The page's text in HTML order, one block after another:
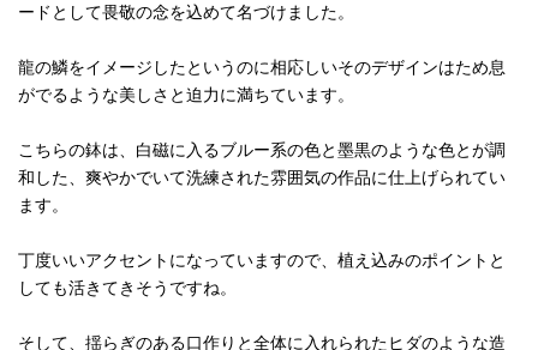
ードとして畏敬の念を込めて名づけました。
龍の鱗をイメージしたというのに相応しいそのデザインはため息
がでるような美しさと迫力に満ちています。
こちらの鉢は、白磁に入るブルー系の色と墨黒のような色とが調
和した、爽やかでいて洗練された雰囲気の作品に仕上げられてい
ます。
丁度いいアクセントになっていますので、植え込みのポイントと
しても活きてきそうですね。
そして、揺らぎのある口作りと全体に入れられたヒダのような造